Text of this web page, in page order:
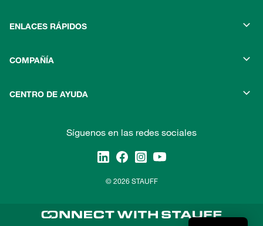
ENLACES RÁPIDOS
COMPAÑÍA
CENTRO DE AYUDA
Síguenos en las redes sociales
© 2026 STAUFF